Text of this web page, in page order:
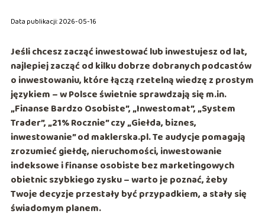
Data publikacji: 2026-05-16
Jeśli chcesz zacząć inwestować lub inwestujesz od lat,
najlepiej zacząć od kilku dobrze dobranychpodcastów
o inwestowaniu, które łączą rzetelną wiedzę z prostym
językiem – w Polsce świetnie sprawdzają się m.in.
„Finanse Bardzo Osobiste”,„Inwestomat”,„System
Trader”,„21% Rocznie”czy„Giełda, biznes,
inwestowanie”od maklerska.pl. Te audycje pomagają
zrozumieć giełdę, nieruchomości, inwestowanie
indeksowe i finanse osobiste bez marketingowych
obietnic szybkiego zysku – warto je poznać, żeby
Twoje decyzje przestały być przypadkiem, a stały się
świadomym planem.